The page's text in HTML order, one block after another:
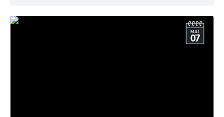
MAI
07